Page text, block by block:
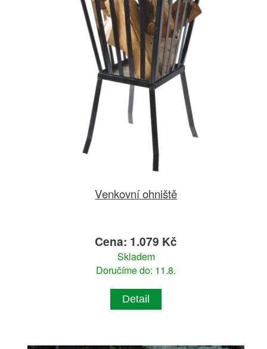
Venkovní ohniště
Cena: 1.079 Kč
Skladem
Doručíme do: 11.8.
Detail